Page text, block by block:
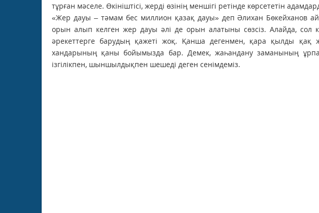
тұрған мәселе. Өкініштісі, жерді өзінің меншігі ретінде көрсететін
«Жер дауы – тәмам бес миллион қазақ дауы» деп Әлихан Бөкейханов
орын алып келген жер дауы әлі де орын алатыны сөзсіз. Алайда, сол
әрекеттерге барудың қажеті жоқ. Қанша дегенмен, қара қылды қақ
хандарының қаны бойымызда бар. Демек, жаһандану заманының
ізгілікпен, шыншылдықпен шешеді деген сенімдеміз.